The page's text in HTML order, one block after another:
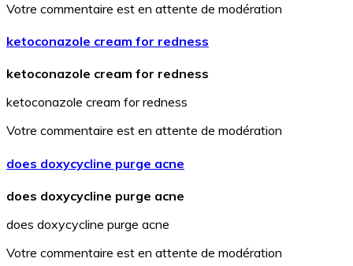
Votre commentaire est en attente de modération
ketoconazole cream for redness
ketoconazole cream for redness
ketoconazole cream for redness
Votre commentaire est en attente de modération
does doxycycline purge acne
does doxycycline purge acne
does doxycycline purge acne
Votre commentaire est en attente de modération